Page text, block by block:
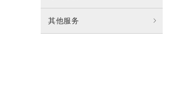
其他服务